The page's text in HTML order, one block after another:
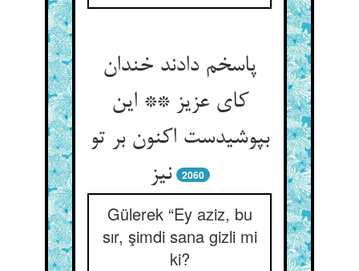
پاسخم دادند خندان
کای عزیز ** این
بپوشیدست اکنون بر تو
نیز
2060
Gülerek “Ey aziz, bu
sır, şimdi sana gizli mi
ki?